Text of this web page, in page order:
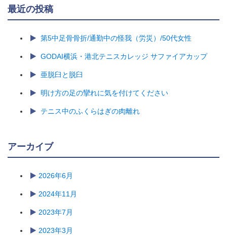
最近の投稿
第5中足骨骨折/通勤中の怪我（労災）/50代女性
GODAI横浜・港北テニスカレッジ サファイアカップ
亜脱臼と脱臼
明け方の足の攣れに気を付けてください
テニス中のふくらはぎの肉離れ
アーカイブ
2026年6月
2024年11月
2023年7月
2023年3月